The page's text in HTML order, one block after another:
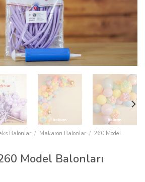
Balonlar / Makaron Balonlar / 260 Model
Model Balonları